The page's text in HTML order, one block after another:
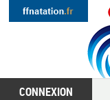
CONNEXION